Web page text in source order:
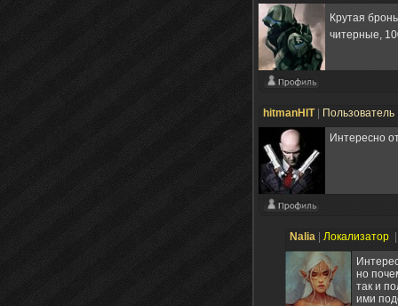
Крутая
читерные,
hitmanHIT| Пользователь
Интересно
Nalia Локализатор
но
так и
ими